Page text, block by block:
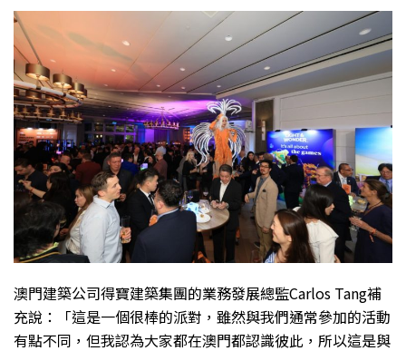
澳門建築公司得寶建築集團的業務發展總監Carlos Tang補
充說：「這是一個很棒的派對，雖然與我們通常參加的活動
有點不同，但我認為大家都在澳門都認識彼此，所以這是與